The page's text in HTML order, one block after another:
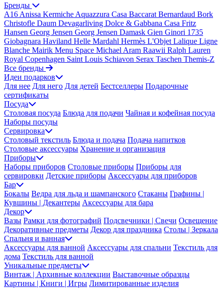
Бренды
A16 Anissa Kermiche Aquazzura Casa Baccarat Bernardaud Bork
Christofle Daum Devagarliving Dolce & Gabbana Casa Fritz
Hansen Georg Jensen Georg Jensen Damask Gien Ginori 1735
Giobagnara Haviland Helle Mardahl Hermès L'Objet Lalique Ligne
Blanche Mairik Menu Space Michael Aram Raawii Ralph Lauren
Royal Copenhagen Saint Louis Schiavon Serax Taschen Themis-Z
Все бренды
Идеи подарков
Для нее Для него Для детей Бестселлеры Подарочные
сертификаты
Посуда
Столовая посуда Блюда для подачи Чайная и кофейная посуда
Наборы посуды
Сервировка
Столовый текстиль Блюда и подача Подача напитков
Столовые аксессуары Хранение и организация
Приборы
Наборы приборов Столовые приборы Приборы для
сервировки Детские приборы Аксессуары для приборов
Бар
Бокалы Ведра для льда и шампанского Стаканы Графины |
Кувшины | Декантеры Аксессуары для бара
Декор
Вазы Рамки для фотографий Подсвечники | Свечи Освещение
Декоративные предметы Декор для праздника Столы | Зеркала
Спальня и ванная
Аксессуары для ванной Аксессуары для спальни Текстиль для
дома Текстиль для ванной
Уникальные предметы
Винтаж | Архивные коллекции Выставочные образцы
Картины | Книги | Игры Лимитированные изделия